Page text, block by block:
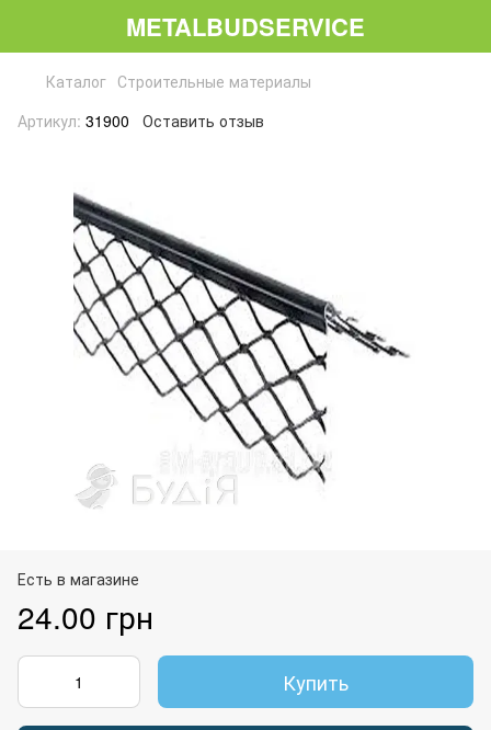
METALBUDSERVICE
Каталог Строительные материалы
Артикул: 31900 Оставить отзыв
Есть в магазине
24.00 грн
Купить